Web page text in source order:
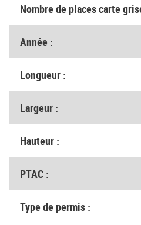
Nombre de places carte
Année :
Longueur :
Largeur :
Hauteur :
PTAC :
Type de permis :